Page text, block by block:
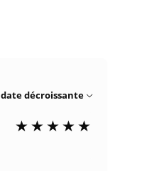
date décroissante